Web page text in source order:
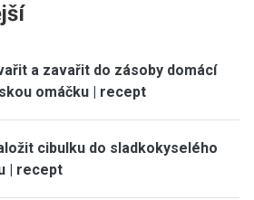
a zavařit do zásoby domácí
omáčku | recept
cibulku do sladkokyselého
| recept